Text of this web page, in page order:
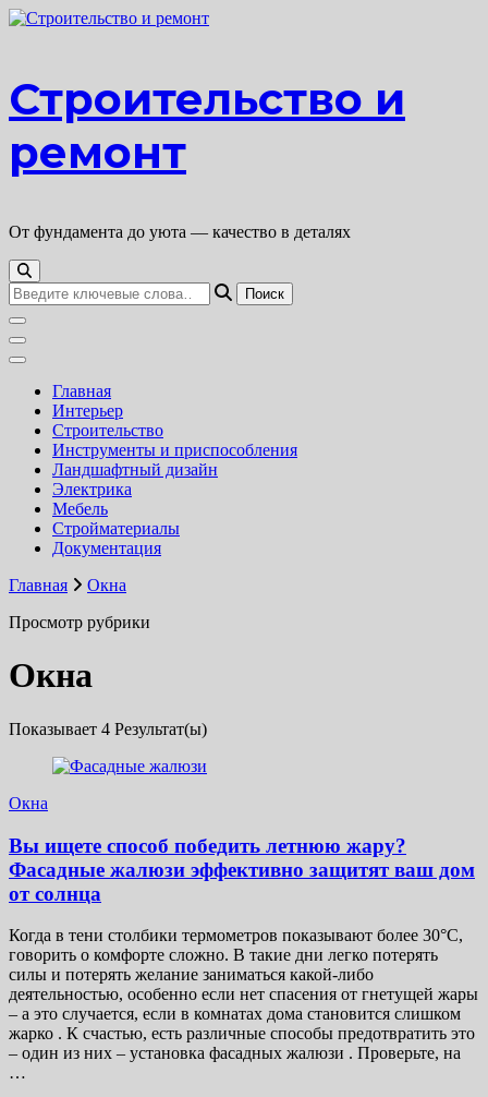
Перейти
Строительство и
ремонт
От фундамента до уюта — качество в деталях
Ищите
что-
то?
Главная
Интерьер
Строительство
Инструменты и приспособления
Ландшафтный дизайн
Электрика
Мебель
Стройматериалы
Документация
Главная
Окна
Просмотр рубрики
Окна
Показывает 4 Результат(ы)
Окна
Вы ищете способ победить летнюю жару?
Фасадные жалюзи эффективно защитят ваш дом
от солнца
Когда в тени столбики термометров показывают более 30°С,
говорить о комфорте сложно. В такие дни легко потерять
силы и потерять желание заниматься какой-либо
деятельностью, особенно если нет спасения от гнетущей жары
– а это случается, если в комнатах дома становится слишком
жарко . К счастью, есть различные способы предотвратить это
– один из них – установка фасадных жалюзи . Проверьте, на
…